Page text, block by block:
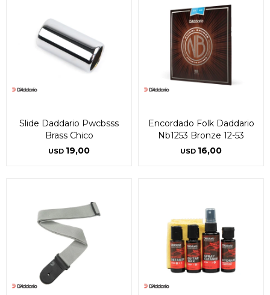
Slide Daddario Pwcbsss
Brass Chico
USD 19,00
Encordado Folk Daddario
Nb1253 Bronze 12-53
USD 16,00